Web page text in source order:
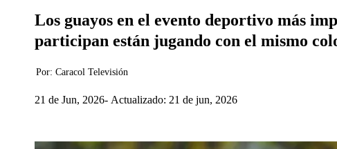
Los guayos en el evento deportivo más
participan están jugando con el mismo
Por: Caracol Televisión
21 de Jun, 2026 Actualizado: 21 de jun, 2026